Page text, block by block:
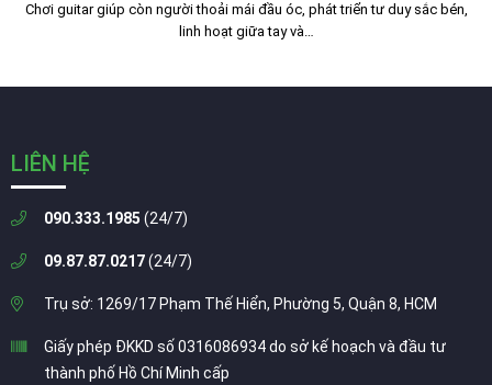
Chơi guitar giúp còn người thoải mái đầu óc, phát triển tư duy sắc bén,
linh hoạt giữa tay và…
LIÊN HỆ
090.333.1985 (24/7)
09.87.87.0217(24/7)
Trụ sở: 1269/17 Phạm Thế Hiển, Phường 5, Quận 8, HCM
Giấy phép ĐKKD số 0316086934 do sở kế hoạch và đầu tư
thành phố Hồ Chí Minh cấp